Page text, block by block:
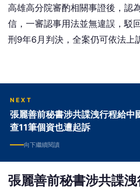
高雄高分院審酌相關事證後，認
信，一審認事用法並無違誤，駁
刑9年6月判決，全案仍可依法上
NEXT
張麗善前秘書涉共諜洩行程給
查11筆個資也遭起訴
向下繼續閱讀
張麗善前秘書涉共諜